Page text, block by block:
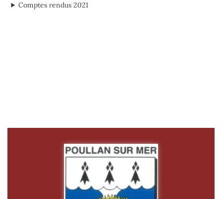
Comptes rendus 2021